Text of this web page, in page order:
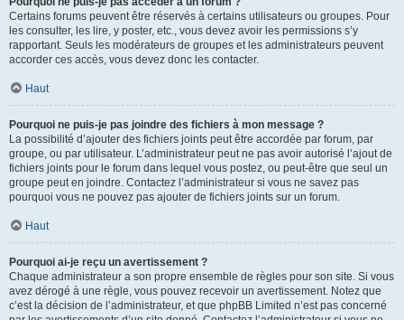
Certains forums peuvent être réservés à certains utilisateurs ou groupes. Pour
les consulter, les lire, y poster, etc., vous devez avoir les permissions s’y
rapportant. Seuls les modérateurs de groupes et les administrateurs peuvent
accorder ces accès, vous devez donc les contacter.
Haut
Pourquoi ne puis-je pas joindre des fichiers à mon message ?
La possibilité d’ajouter des fichiers joints peut être accordée par forum, par
groupe, ou par utilisateur. L’administrateur peut ne pas avoir autorisé l’ajout de
fichiers joints pour le forum dans lequel vous postez, ou peut-être que seul un
groupe peut en joindre. Contactez l’administrateur si vous ne savez pas
pourquoi vous ne pouvez pas ajouter de fichiers joints sur un forum.
Haut
Pourquoi ai-je reçu un avertissement ?
Chaque administrateur a son propre ensemble de règles pour son site. Si vous
avez dérogé à une règle, vous pouvez recevoir un avertissement. Notez que
c’est la décision de l’administrateur, et que phpBB Limited n’est pas concerné